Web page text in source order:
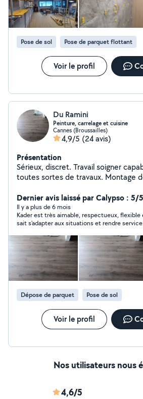
Pose de sol Pose de parquet flottant
Voir le profil
Du Ramini
Peinture, carrelage et cuisine
Cannes (Broussailles)
4,9/5 (24 avis)
Présentation
Sérieux, discret. Travail soigner capable de réaliser
toutes sortes de travaux. Montage
parquet , tapisserie . Cloison en
mécanique auto. Je m'adapte à
tarif attractif à la prestation ou à la
six38574688 très réactif
Dernier avis laissé par Calypso : 5/5
Il y a plus de 6 mois
Kader est très aimable, respectueux, flexible et professionnel. Il
sait s'adapter aux situations et rendre service. Je lui ai
réaliser les travaux très rapidement, et le
impeccable. Merci je reviendrais vers vous !
Dépose de parquet Pose de sol
Voir le profil
Nos utilisateurs nous
4,6/5